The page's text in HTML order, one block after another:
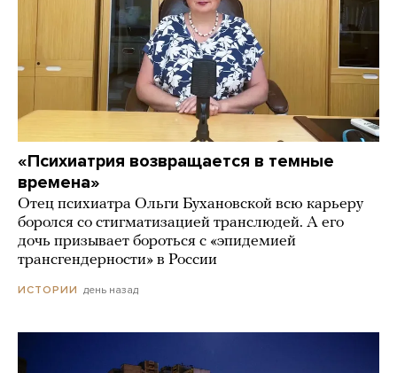
«Психиатрия возвращается в темные
времена»
Отец психиатра Ольги Бухановской всю карьеру
боролся со стигматизацией транслюдей. А его
дочь призывает бороться с «эпидемией
трансгендерности» в России
ИСТОРИИ день назад